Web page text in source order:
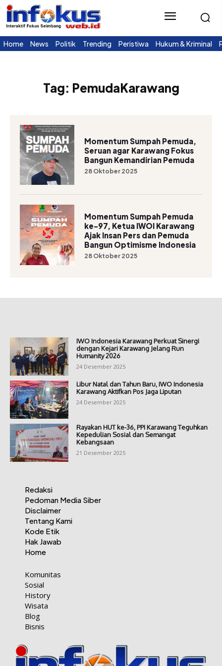
Home News Politik Trending Peristiwa Hukum & Kriminal
Tag: PemudaKarawang
Momentum Sumpah Pemuda,
Seruan agar Karawang Fokus
Bangun Kemandirian Pemuda
28 Oktober 2025
Momentum Sumpah Pemuda
ke-97, Ketua IWOI Karawang
Ajak Insan Pers dan Pemuda
Bangun Optimisme Indonesia
28 Oktober 2025
IWO Indonesia Karawang Perkuat Sinergi
dengan Kejari Karawang Jelang Run
Humanity 2026
24 Desember 2025
Libur Natal dan Tahun Baru, IWO Indonesia
Karawang Aktifkan Pos Jaga Liputan
24 Desember 2025
Rayakan HUT ke-36, PPI Karawang Teguhkan
Kepedulian Sosial dan Semangat
Kebangsaan
21 Desember 2025
Redaksi
Pedoman Media Siber
Disclaimer
Tentang Kami
Kode Etik
Hak Jawab
Home
Komunitas
Sosial
History
Wisata
Blog
Bisnis